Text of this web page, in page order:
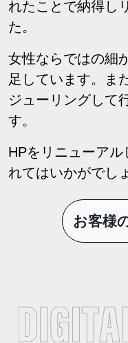
れたことで納得し
た。
女性ならではの細
足しています。ま
ジューリングして
す。
HPをリニューアル
れてはいかがでし
お客様